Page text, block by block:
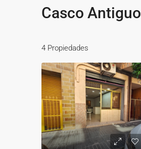
Casco Antiguo
4 Propiedades